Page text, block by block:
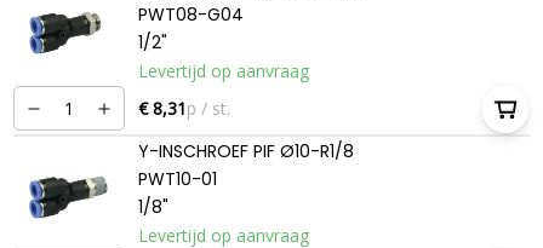
PWT08-G04
1/2"
Levertijd op aanvraag
€ 8,31p / st.
Y-INSCHROEF PIF Ø10-R1/8
PWT10-01
1/8"
Levertijd op aanvraag